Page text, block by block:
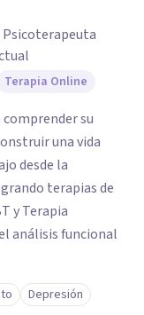
Terapia Online
su
una vida
desde la
terapias de
y Terapia
análisis funcional
Depresión